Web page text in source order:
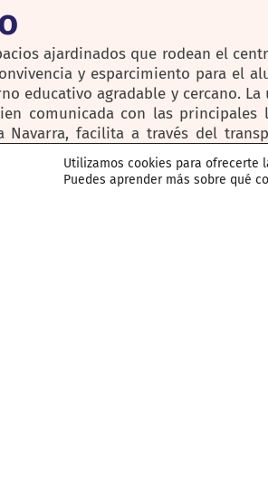
ajardinados que rodean el
y esparcimiento para el
educativo agradable y cercano.
comunicada con las principales
Navarra, facilita a través del
de nuestro entorno geográfico.
Utilizamos cookies para ofrecerte
Puedes aprender más sobre qué